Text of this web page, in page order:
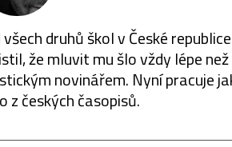
druhů škol v České republice
že mluvit mu šlo vždy lépe než
novinářem. Nyní pracuje
z českých časopisů.